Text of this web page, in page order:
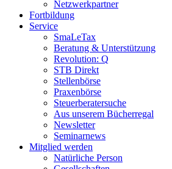
Netzwerkpartner
Fortbildung
Service
SmaLeTax
Beratung & Unterstützung
Revolution: Q
STB Direkt
Stellenbörse
Praxenbörse
Steuerberatersuche
Aus unserem Bücherregal
Newsletter
Seminarnews
Mitglied werden
Natürliche Person